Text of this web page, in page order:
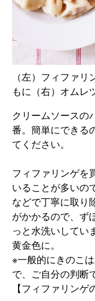
（左）フィファ
もに（右）オムレ
クリームソースの
番。簡単にできる
てください。
フィファリンゲを
いることが多いの
などで丁寧に取り
がかかるので、ず
っと水洗いしてい
黄金色に。
※一般的にきのこ
で、ご自分の判断
【フィファリンゲ